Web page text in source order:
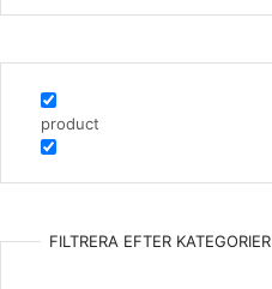
product
FILTRERA EFTER KATEGORIER